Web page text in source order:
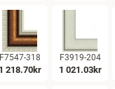
F7547-318
1 218.70kr
F3919-204
1 021.03kr